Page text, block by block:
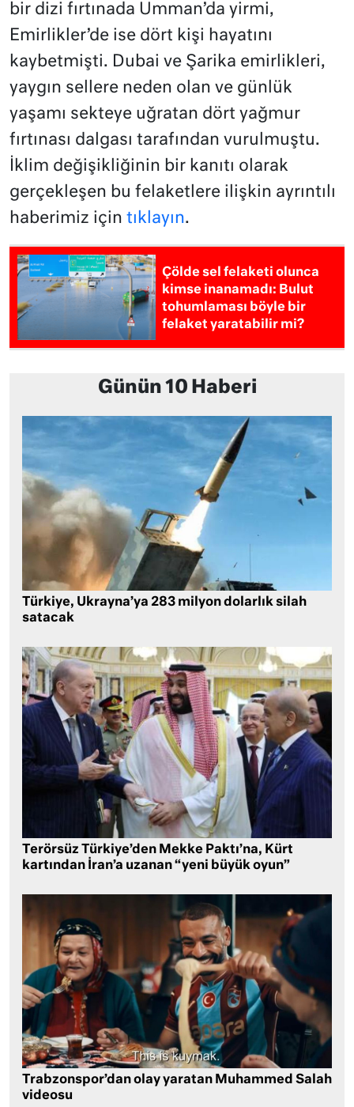
bir dizi fırtınada Umman’da yirmi,
Emirlikler’de ise dört kişi hayatını
kaybetmişti. Dubai ve Şarika emirlikleri,
yaygın sellere neden olan ve günlük
yaşamı sekteye uğratan dört yağmur
fırtınası dalgası tarafından vurulmuştu.
İklim değişikliğinin bir kanıtı olarak
gerçekleşen bu felaketlere ilişkin ayrıntılı
haberimiz için tıklayın.
Çölde sel felaketi olunca
kimse inanamadı: Bulut
tohumlaması böyle bir
felaket yaratabilir mi?
Günün 10 Haberi
Türkiye, Ukrayna’ya 283 milyon dolarlık silah
satacak
Terörsüz Türkiye’den Mekke Paktı’na, Kürt
kartından İran’a uzanan “yeni büyük oyun”
Trabzonspor’dan olay yaratan Muhammed Salah
videosu